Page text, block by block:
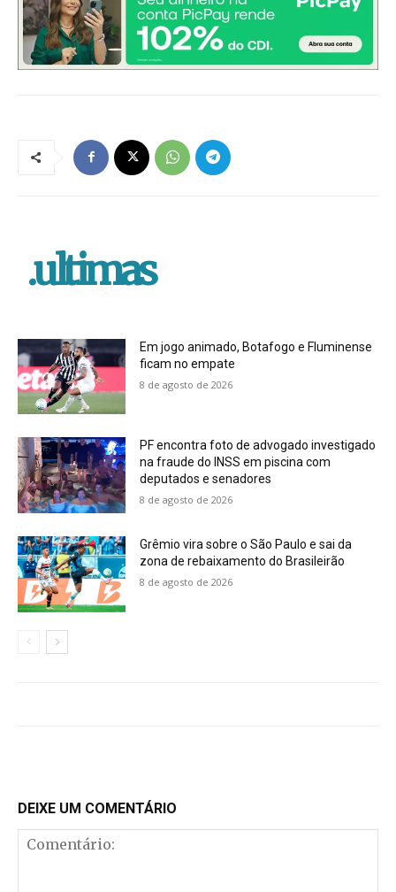
.ultimas
Em jogo animado, Botafogo e Fluminense
ficam no empate
8 de agosto de 2026
PF encontra foto de advogado investigado
na fraude do INSS em piscina com
deputados e senadores
8 de agosto de 2026
Grêmio vira sobre o São Paulo e sai da
zona de rebaixamento do Brasileirão
8 de agosto de 2026
DEIXE UM COMENTÁRIO